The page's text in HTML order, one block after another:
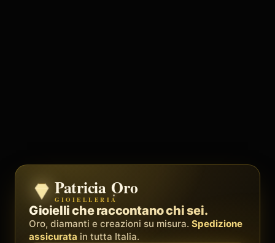
Zenith
BY METEORA WEB
Il sistema operativo della tua attività.
Social, clienti, prenotazioni e fatture inun'unica
piattaforma. Palestre, barber, professionisti.
Patricia Oro
GIOIELLERIA
Gioielli che raccontano chi sei.
Oro, diamanti e creazioni su misura. Spedizione
assicurata in tutta Italia.